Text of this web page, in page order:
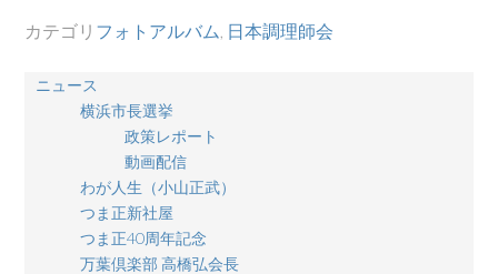
カテゴリ フォトアルバム 日本調理師会
ニュース
横浜市長選挙
政策レポート
動画配信
わが人生（小山正武）
つま正新社屋
つま正40周年記念
万葉倶楽部 高橋弘会長